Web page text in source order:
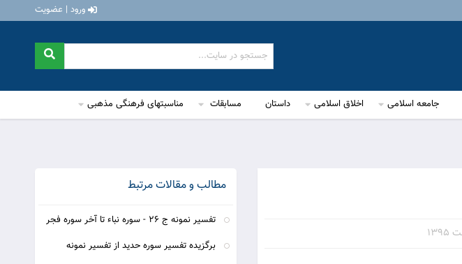
ورود | عضویت
جامعه اسلامی اخلاق اسلامی داستان مسابقات مناسبتهای فرهنگی مذهبی
مطالب و مقالات مرتبط
تفسیر نمونه ج 26 - سوره نباء تا آخر سوره فجر
برگزیده تفسیر سوره حدید از تفسیر نمونه